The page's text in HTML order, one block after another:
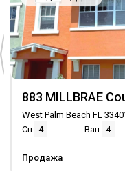
883 MILLBRAE
West Palm Beach FL
Сп. 4 Ван. 4
Продажа